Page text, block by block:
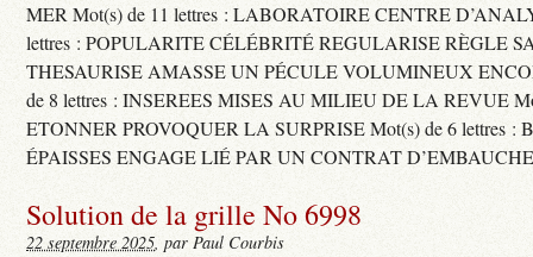
MER Mot(s) de 11 lettres : LABORATOIRE CENTRE
lettres : POPULARITE CÉLÉBRITÉ REGULARISE RÈGLE
THESAURISE AMASSE UN PÉCULE VOLUMINEUX
de 8 lettres : INSEREES MISES AU MILIEU DE LA REVUE
ETONNER PROVOQUER LA SURPRISE Mot(s) de 6 lettres :
ÉPAISSES ENGAGE LIÉ PAR UN CONTRAT
Solution de la grille No 6998
22 septembre 2025, par Paul Courbis